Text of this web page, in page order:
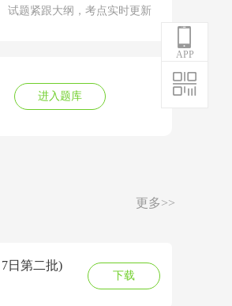
APP
试题紧跟大纲，考点实时更新
进入题库
更多>>
日第二批)
下载